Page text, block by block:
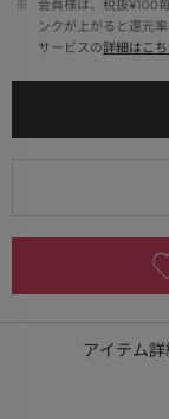
※
会員様は、税抜¥100
ンクが上がると還元
サービスの詳細はこ
アイテム詳